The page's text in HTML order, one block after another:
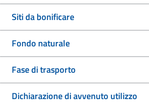
Siti da bonificare
Fondo naturale
Fase di trasporto
Dichiarazione di avvenuto utilizzo